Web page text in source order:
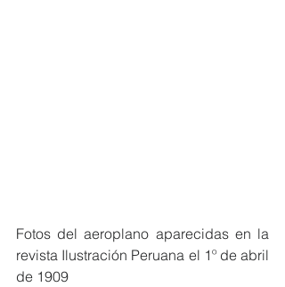
Fotos del aeroplano aparecidas en la
revista Ilustración Peruana el 1º de abril
de 1909